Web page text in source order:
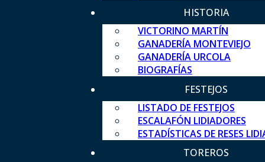
HISTORIA
VICTORINO MARTÍN
GANADERÍA MONTEVIEJO
GANADERÍA URCOLA
BIOGRAFÍAS
FESTEJOS
LISTADO DE FESTEJOS
ESCALAFÓN LIDIADORES
ESTADÍSTICAS DE RESES
TOREROS